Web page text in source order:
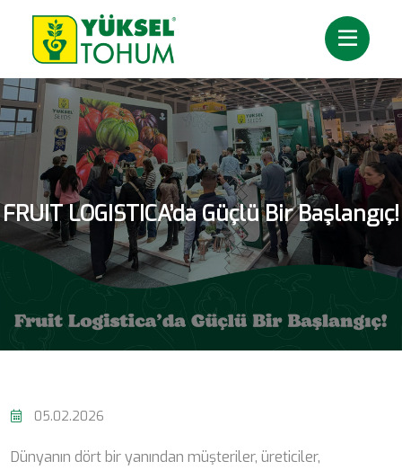
FRUIT LOGISTICA’da Güçlü Bir Başlangıç!
05.02.2026
Dünyanın dört bir yanından müşteriler, üreticiler,